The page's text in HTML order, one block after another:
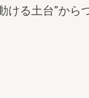
ける土台”から